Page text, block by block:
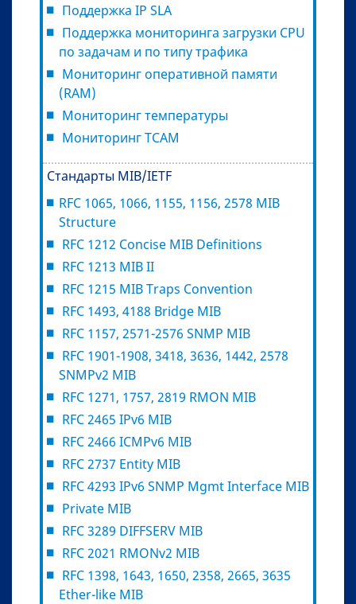
Поддержка IP SLA
Поддержка мониторинга загрузки CPU
по задачам и по типу трафика
Мониторинг оперативной памяти
(RAM)
Мониторинг температуры
Мониторинг TCAM
Стандарты MIB/IETF
RFC 1065, 1066, 1155, 1156, 2578 MIB
Structure
RFC 1212 Concise MIB Definitions
RFC 1213 MIB II
RFC 1215 MIB Traps Convention
RFC 1493, 4188 Bridge MIB
RFC 1157, 2571-2576 SNMP MIB
RFC 1901-1908, 3418, 3636, 1442, 2578
SNMPv2 MIB
RFC 1271, 1757, 2819 RMON MIB
RFC 2465 IPv6 MIB
RFC 2466 ICMPv6 MIB
RFC 2737 Entity MIB
RFC 4293 IPv6 SNMP Mgmt Interface MIB
Private MIB
RFC 3289 DIFFSERV MIB
RFC 2021 RMONv2 MIB
RFC 1398, 1643, 1650, 2358, 2665, 3635
Ether-like MIB